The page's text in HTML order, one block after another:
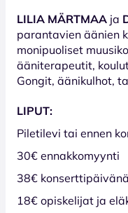
LILIA MÄRTMAA ja
parantavien äänien
monipuoliset
ääniterapeutit,
Gongit, äänikulhot,
LIPUT:
Piletilevi tai ennen
30€ ennakkomyynti
38€ konserttipäivänä
18€ opiskelijat ja